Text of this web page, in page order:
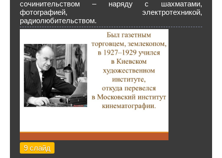
сочинительством – наряду с шахматами,
фотографией, электротехникой,
радиолюбительством.
9 слайд